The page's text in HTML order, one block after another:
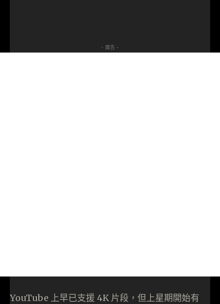
- 廣告 -
YouTube 上早已支援 4K 片段，但上星期開始有